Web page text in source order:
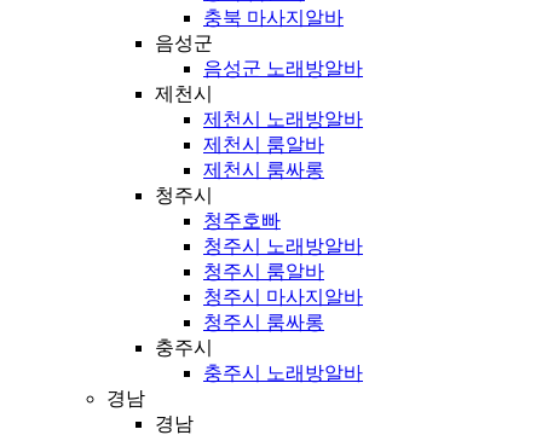
충북 마사지알바
음성군
음성군 노래방알바
제천시
제천시 노래방알바
제천시 룸알바
제천시 룸싸롱
청주시
청주호빠
청주시 노래방알바
청주시 룸알바
청주시 마사지알바
청주시 룸싸롱
충주시
충주시 노래방알바
경남
경남